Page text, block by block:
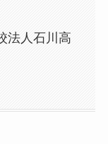
法人石川高